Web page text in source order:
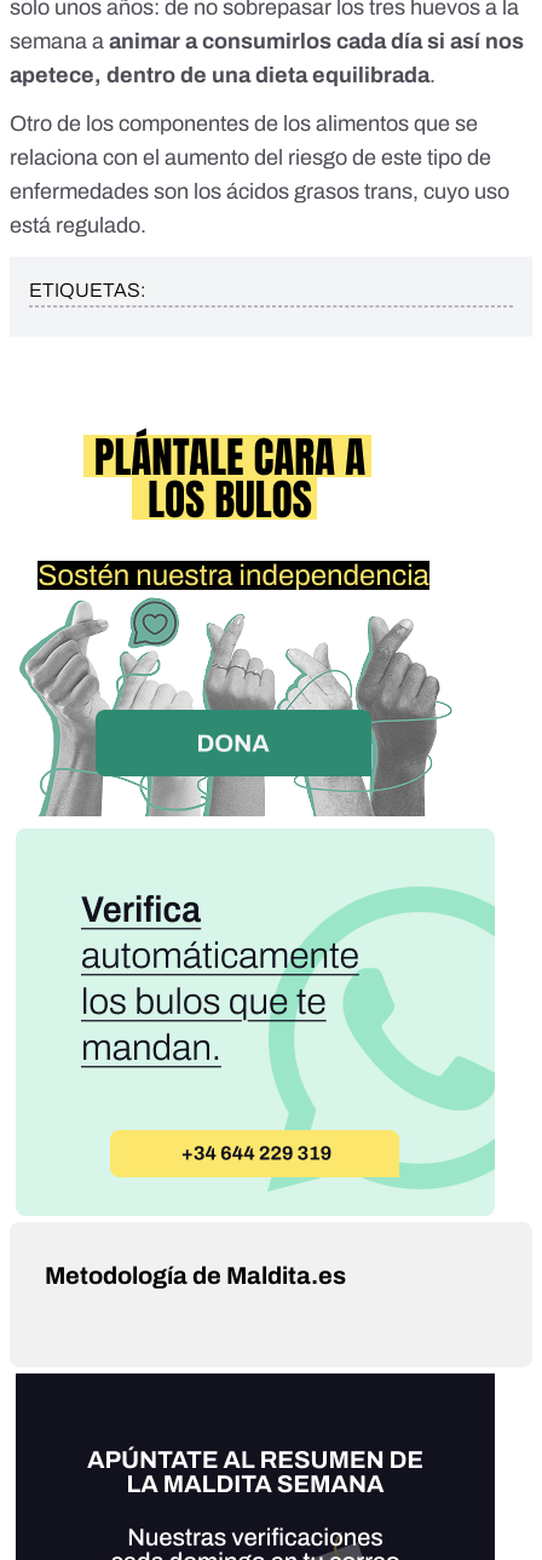
solo unos años: de no sobrepasar los tres huevos a la
semana a animar a consumirlos cada día si así nos
apetece, dentro de una dieta equilibrada.
Otro de los componentes de los alimentos que se
relaciona con el aumento del riesgo de este tipo de
enfermedades son los ácidos grasos trans, cuyo uso
está regulado.
ETIQUETAS:
Metodología de Maldita.es